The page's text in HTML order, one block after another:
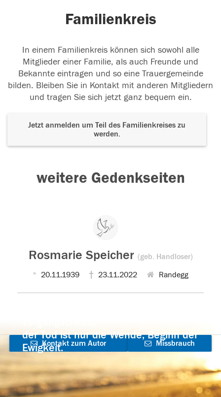
Familienkreis
In einem Familienkreis können sich sowohl alle
Mitglieder einer Familie, als auch Freunde und
Bekannte eintragen und so eine Trauergemeinde
bilden. Bleiben Sie in Kontakt mit anderen Mitgliedern
und tragen Sie sich jetzt ganz bequem ein.
Jetzt anmelden um Teil des Familienkreises zu
werden.
weitere Gedenkseiten
Rosmarie Speicher (geb. Handloser)
20.11.1939 23.11.2022 Randegg
der Tod ist nur die Wende, Beginn der
Ewigkeit.
Kontakt zum Autor
aufnehmen
Missbrauch